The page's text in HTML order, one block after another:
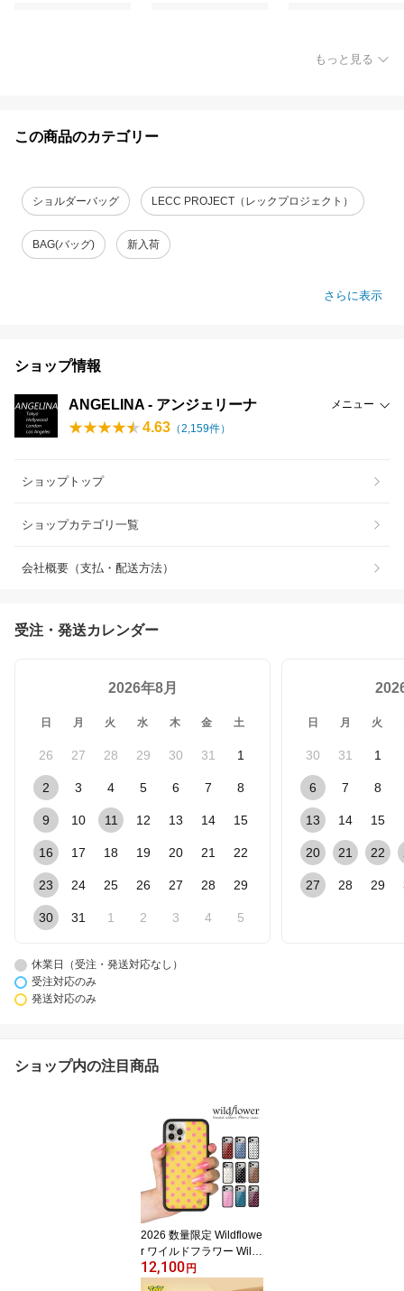
もっと見る
この商品のカテゴリー
ショルダーバッグ LECC PROJECT（レックプロジェクト）
BAG(バッグ) 新入荷
さらに表示
ショップ情報
ANGELINA - アンジェリーナ メニュー
4.63 （2,159件）
ショップトップ
ショップカテゴリ一覧
会社概要（支払・配送方法）
受注・発送カレンダー
2026年8月
日 月 火 水 木 金 土
26 27 28 29 30 31 1
2 3 4 5 6 7 8
9 10 11 12 13 14 15
16 17 18 19 20 21 22
23 24 25 26 27 28 29
30 31 1 2 3 4 5
日 月 火
30 31 1
6 7 8
13 14 15
20 21 22
27 28 29
休業日（受注・発送対応なし）
受注対応のみ
発送対応のみ
ショップ内の注目商品
2026 数量限定 Wildflowe
r ワイルドフラワー Wildfl
ower Polka Dot ハンドメ
イド デボン・リー カー
12,100円